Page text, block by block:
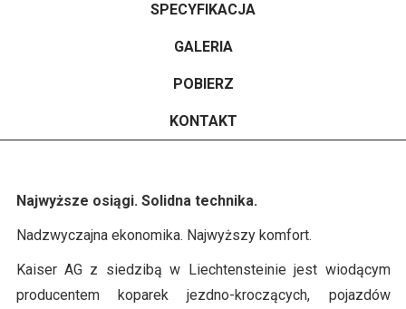
SPECYFIKACJA
GALERIA
POBIERZ
KONTAKT
Najwyższe osiągi. Solidna technika.
Nadzwyczajna ekonomika. Najwyższy komfort.
Kaiser AG z siedzibą w Liechtensteinie jest wiodącym
producentem koparek jezdno-kroczących, pojazdów